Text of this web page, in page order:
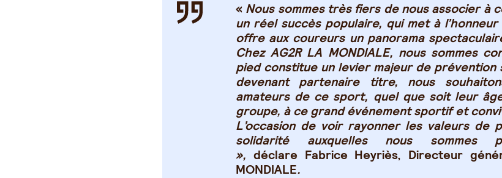
« Nous sommes très fiers de nous associer à
un réel succès populaire, qui met à
offre aux coureurs un panorama
Chez AG2R LA MONDIALE, nous sommes
pied constitue un levier majeur de prévention
devenant partenaire titre, nous
amateurs de ce sport, quel que soit leur
groupe, à ce grand événement sportif et
L’occasion de voir rayonner les valeurs de
solidarité auxquelles nous sommes
», déclare Fabrice Heyriès, Directeur
MONDIALE.